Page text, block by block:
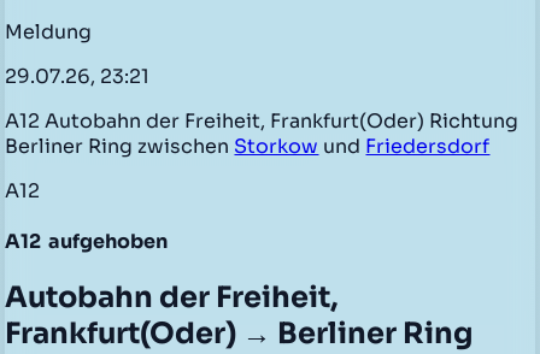
Meldung
29.07.26, 23:21
A12 Autobahn der Freiheit, Frankfurt(Oder) Richtung
Berliner Ring zwischen Storkow und Friedersdorf
A12
A12 aufgehoben
Autobahn der Freiheit,
Frankfurt(Oder) → Berliner Ring